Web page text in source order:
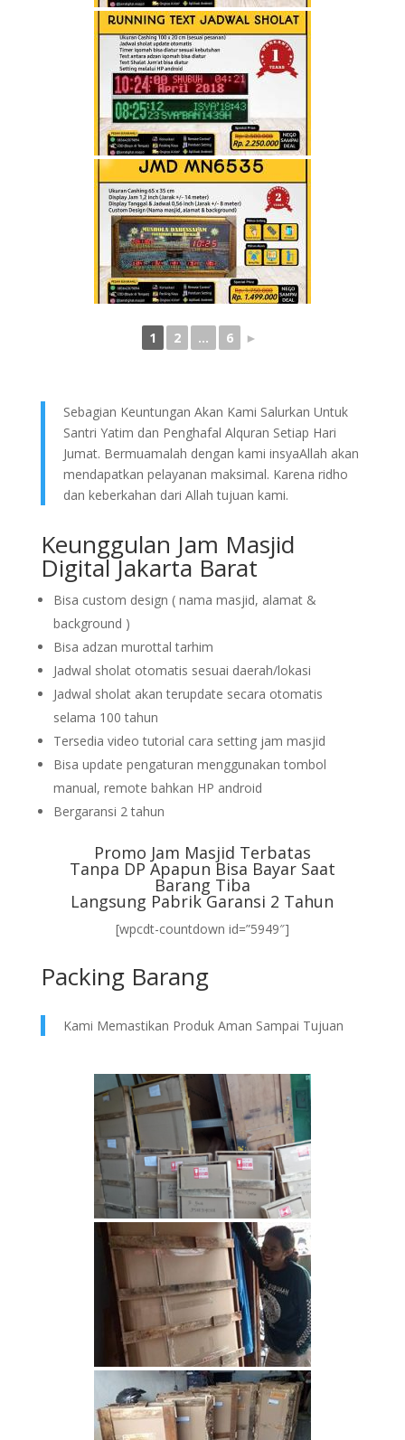
1 2 ... 6 ►
Sebagian Keuntungan Akan Kami Salurkan Untuk
Santri Yatim dan Penghafal Alquran Setiap Hari
Jumat. Bermuamalah dengan kami insyaAllah akan
mendapatkan pelayanan maksimal. Karena ridho
dan keberkahan dari Allah tujuan kami.
Keunggulan Jam Masjid
Digital Jakarta Barat
Bisa custom design ( nama masjid, alamat &
background )
Bisa adzan murottal tarhim
Jadwal sholat otomatis sesuai daerah/lokasi
Jadwal sholat akan terupdate secara otomatis
selama 100 tahun
Tersedia video tutorial cara setting jam masjid
Bisa update pengaturan menggunakan tombol
manual, remote bahkan HP android
Bergaransi 2 tahun
Promo Jam Masjid Terbatas
Tanpa DP Apapun Bisa Bayar Saat
Barang Tiba
Langsung Pabrik Garansi 2 Tahun
[wpcdt-countdown id=”5949″]
Packing Barang
Kami Memastikan Produk Aman Sampai Tujuan